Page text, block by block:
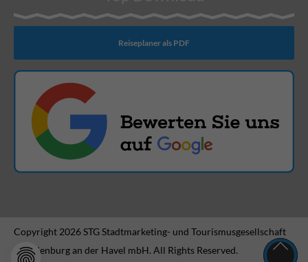
Reiseplaner als PDF
Copyright 2026 STG Stadtmarketing- und Tourismusgesellschaft
Brandenburg an der Havel mbH. All Rights Reserved.